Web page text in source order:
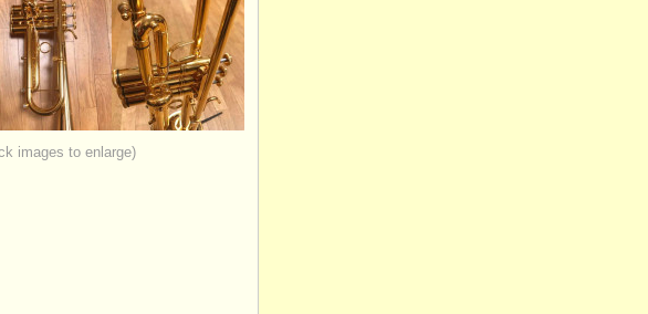
images to enlarge)